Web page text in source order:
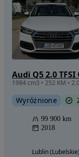
Audi Q5 2.0
Wyróżnione
99 900 km
2018
Lublin (Lubelskie)